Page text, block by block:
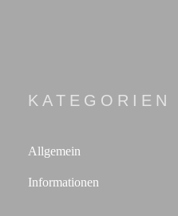
KATEGORIEN
Allgemein
Informationen